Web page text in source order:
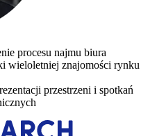
procesu najmu biura
wieloletniej znajomości rynku
przestrzeni i spotkań